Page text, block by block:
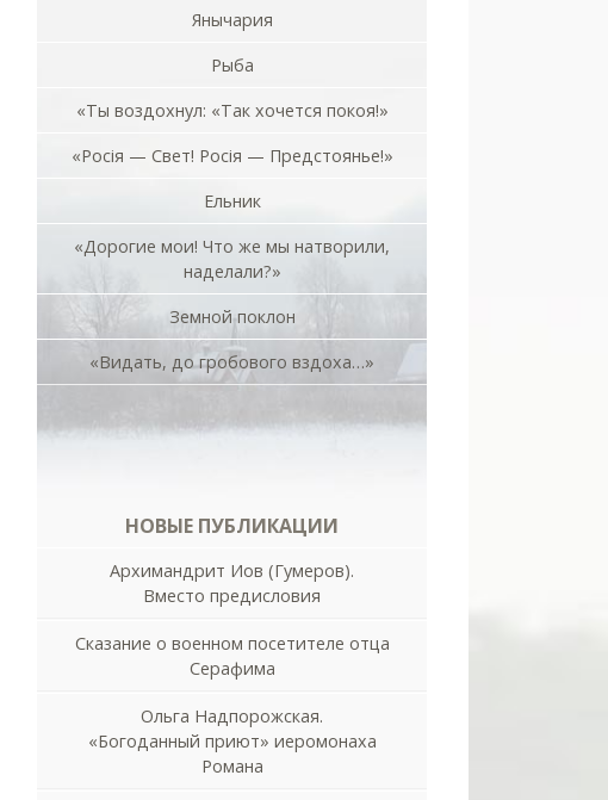
Янычария
Рыба
«Ты воздохнул: «Так хочется покоя!»
«Росiя — Свет! Росiя — Предстоянье!»
Ельник
«Дорогие мои! Что же мы натворили,
наделали?»
Земной поклон
«Видать, до гробового вздоха…»
НОВЫЕ ПУБЛИКАЦИИ
Архимандрит Иов (Гумеров).
Вместо предисловия
Сказание о военном посетителе отца
Серафима
Ольга Надпорожская.
«Богоданный приют» иеромонаха
Романа